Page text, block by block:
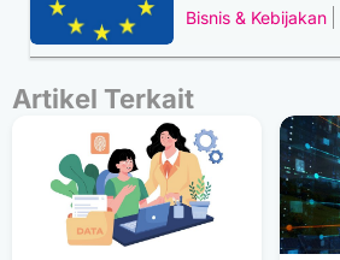
Bisnis & Kebijakan
Artikel Terkait